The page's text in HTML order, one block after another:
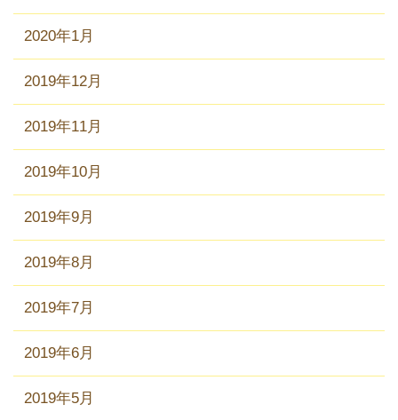
2020年1月
2019年12月
2019年11月
2019年10月
2019年9月
2019年8月
2019年7月
2019年6月
2019年5月